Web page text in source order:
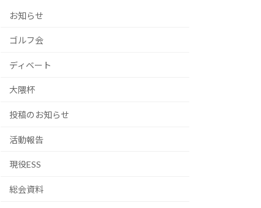
お知らせ
ゴルフ会
ディベート
大隈杯
投稿のお知らせ
活動報告
現役ESS
総会資料